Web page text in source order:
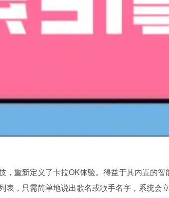
重新定义了卡拉OK体验。得益于其内置的
，只需简单地说出歌名或歌手名字，系统会